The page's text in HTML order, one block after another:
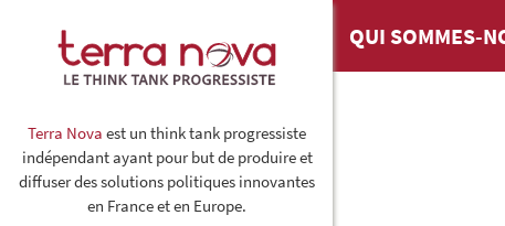
Terra Nova est un think tank progressiste
indépendant ayant pour but de produire et
diffuser des solutions politiques innovantes
en France et en Europe.
QUI SOMMES-